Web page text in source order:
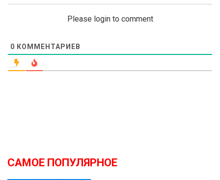
Please login to comment
0 КОММЕНТАРИЕВ
САМОЕ ПОПУЛЯРНОЕ